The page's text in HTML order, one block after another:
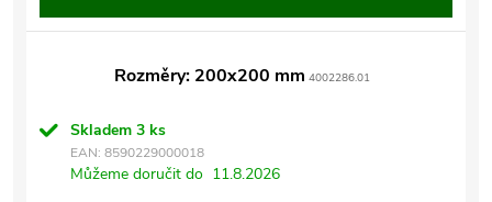
Rozměry: 200x200 mm 4002286.01
Skladem 3 ks
EAN: 8590229000018
Můžeme doručit do 11.8.2026